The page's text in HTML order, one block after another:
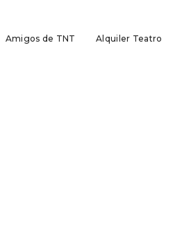
Amigos de TNT Alquiler Teatro